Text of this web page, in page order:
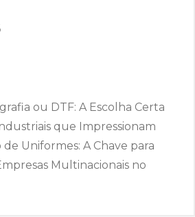
ou DTF: A Escolha Certa
que Impressionam
de Uniformes: A Chave para
Multinacionais no